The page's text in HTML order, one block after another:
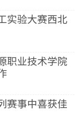
实验大赛西北
职业技术学院
赛事中喜获佳